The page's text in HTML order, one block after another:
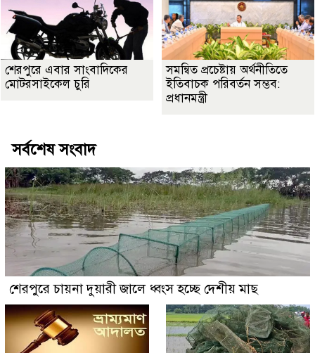
শেরপুরে এবার সাংবাদিকের
মোটরসাইকেল চুরি
সমন্বিত প্রচেষ্টায় অর্থনীতিতে
ইতিবাচক পরিবর্তন সম্ভব:
প্রধানমন্ত্রী
সর্বশেষ সংবাদ
শেরপুরে চায়না দুয়ারী জালে ধ্বংস হচ্ছে দেশীয় মাছ